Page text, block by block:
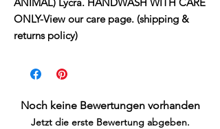
ONLY-View our care page. (shipping &
returns policy)
Noch keine Bewertungen vorhanden
Jetzt die erste Bewertung abgeben.